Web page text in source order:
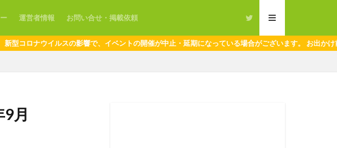
運営者情報 お問い合せ・掲載依頼
ルスの影響で、イベントの開催が中止・延期になっている場合がございます。 お出かけ前に必ず公式
月